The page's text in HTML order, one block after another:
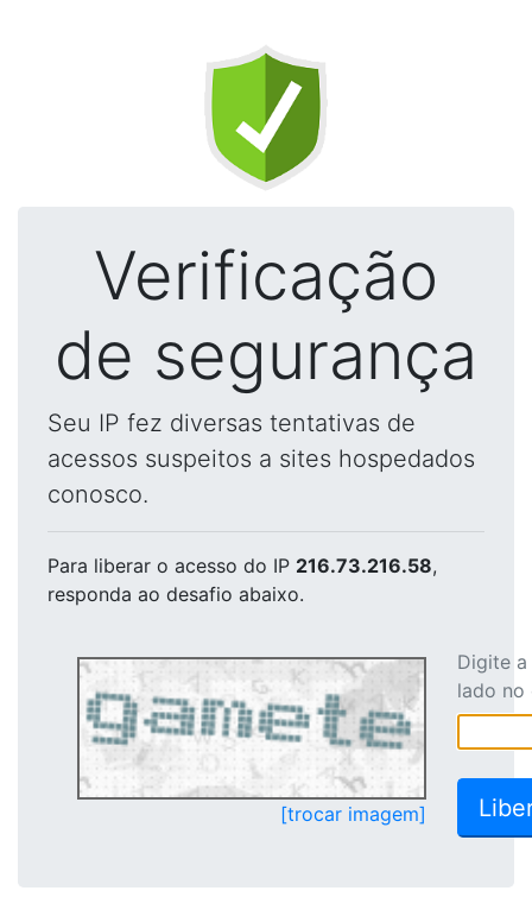
Verificação
de segurança
Seu IP fez diversas tentativas de
acessos suspeitos a sites hospedados
conosco.
Para liberar o acesso do IP 216.73.216.58,
responda ao desafio abaixo.
[trocar imagem]
Digite
lado no